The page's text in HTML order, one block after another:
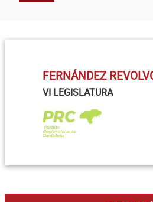
FERNÁNDEZ
VI LEGISLATURA